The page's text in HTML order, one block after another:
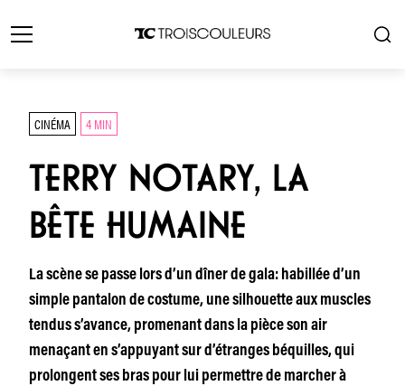
CINÉMA 4 MIN
TERRY NOTARY, LA
BÊTE HUMAINE
La scène se passe lors d’un dîner de gala: habillée d’un
simple pantalon de costume, une silhouette aux muscles
tendus s’avance, promenant dans la pièce son air
menaçant en s’appuyant sur d’étranges béquilles, qui
prolongent ses bras pour lui permettre de marcher à